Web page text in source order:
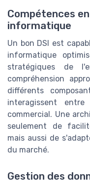
Compétences
informatique
Un bon DSI est
informatique
stratégiques de
compréhension
différents
interagissent
commercial. Une
seulement de
mais aussi de
du marché.
Gestion des